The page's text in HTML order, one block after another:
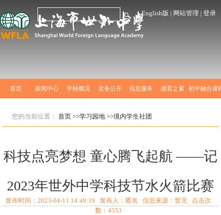
English版 | 网站管理 | 登录
首页 新闻中心 学校概况 党务公开 信息服务 德育之窗 初中融合课
您的当前位置：首页 >>学习园地 >>境内学生社团
科技点亮梦想 童心腾飞起航 ——记
2023年世外中学科技节水火箭比赛
发布时间：2023-04-11 14:49:19 发布人：匿名 信息来源：暂无 点击次
数： 4553